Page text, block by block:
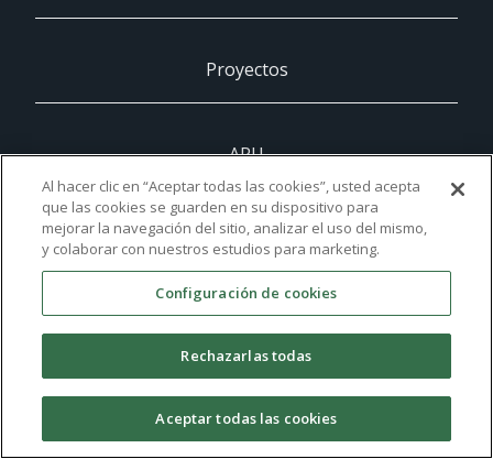
Proyectos
ARU
UCAM
Contacto
Al hacer clic en “Aceptar todas las cookies”, usted acepta
que las cookies se guarden en su dispositivo para
mejorar la navegación del sitio, analizar el uso del mismo,
y colaborar con nuestros estudios para marketing.
Configuración de cookies
Rechazarlas todas
Aceptar todas las cookies